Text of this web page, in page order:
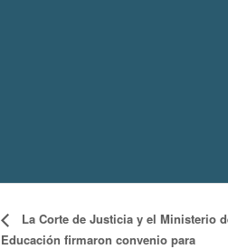
La Corte de Justicia y el Ministerio
Educación firmaron convenio para